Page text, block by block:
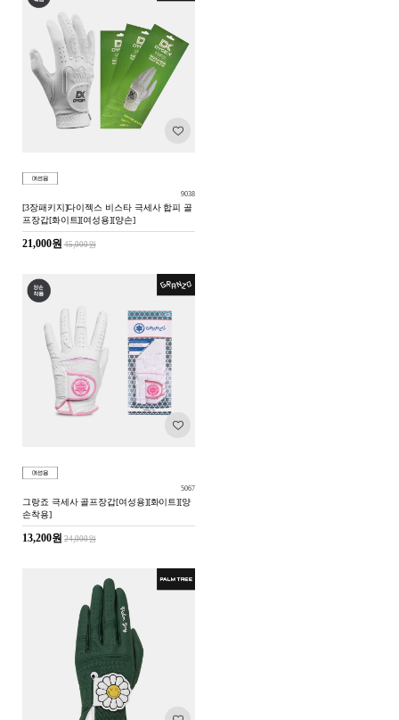
9038
[3장패키지]다이젝스 비스타 극세사 합피 골
프장갑[화이트][여성용][양손]
21,000원45,000원
5067
그랑죠 극세사 골프장갑[여성용][화이트][양
손착용]
13,200원24,000원